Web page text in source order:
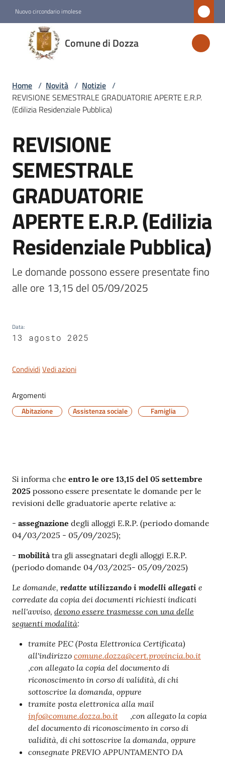
Nuovo circondario imolese
Comune di Dozza
Comune
di
Dozza
Amministrazione
Novità
Menu selezionato
Servizi
Vivere
Dozza
Servizi
on-
Tutti
gli
Seguici
su
Home / Novità / Notizie /
REVISIONE SEMESTRALE GRADUATORIE APERTE E.R.P.
(Edilizia Residenziale Pubblica)
Salta al contenuto
REVISIONE
SEMESTRALE
GRADUATORIE
APERTE E.R.P. (Edilizia
Residenziale Pubblica)
Le domande possono essere presentate fino
alle ore 13,15 del 05/09/2025
Data:
13 agosto 2025
CondividiVedi azioni
Argomenti
Abitazione Assistenza sociale Famiglia
Contenuto
Si informa che entro le ore 13,15 del 05 settembre
2025 possono essere presentate le domande per le
revisioni delle graduatorie aperte relative a:
- assegnazione degli alloggi E.R.P. (periodo domande
04/03/2025 - 05/09/2025);
- mobilitàtra gli assegnatari degli alloggi E.R.P.
(periodo domande 04/03/2025- 05/09/2025)
Le domande, redatte utilizzando i modelli allegatie
corredate da copia dei documenti richiesti indicati
nell'avviso, devono essere trasmesse con una delle
seguenti modalità:
tramite PEC(Posta ElettronicaCertificata)
all'indirizzocomune.dozza@cert.provincia.bo.it
,con allegato la copia del documento di
riconoscimento in corso di validità, di chi
sottoscrive la domanda, oppure
tramite posta elettronica alla mail
info@comune.dozza.bo.it
,con allegato lacopia
del documento di riconoscimento in corso di
validità, di chi sottoscrive ladomanda, oppure
consegnate PREVIO APPUNTAMENTO DA